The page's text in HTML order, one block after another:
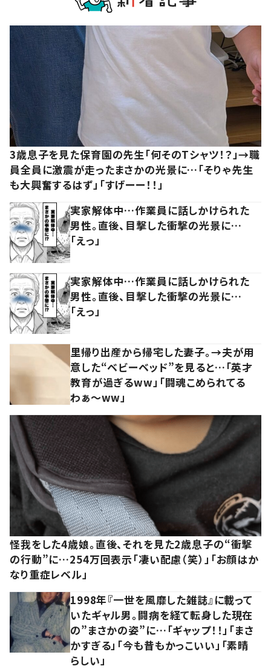
3歳息子を見た保育園の先生「何そのTシャツ！？」→職
員全員に激震が走ったまさかの光景に…「そりゃ先生
も大興奮するはず」「すげーー！！」
実家解体中…作業員に話しかけられた
男性。直後、目撃した衝撃の光景に…
「えっ」
実家解体中…作業員に話しかけられた
男性。直後、目撃した衝撃の光景に…
「えっ」
里帰り出産から帰宅した妻子。→夫が用
意した“ベビーベッド”を見ると…「英才
教育が過ぎるww」「闘魂こめられてる
わぁ～ww」
怪我をした4歳娘。直後、それを見た2歳息子の“衝撃
の行動”に…254万回表示「凄い配慮（笑）」「お顔はか
なり重症レベル」
1998年『一世を風靡した雑誌』に載って
いたギャル男。闘病を経て転身した現在
の”まさかの姿”に…「ギャップ！！」「まさ
かすぎる」「今も昔もかっこいい」「素晴
らしい」